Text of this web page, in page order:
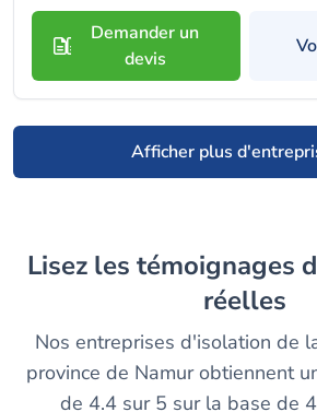
Demander un
devis
Afficher plus
Lisez les témoignages de personnes
réelles
Nos entreprises d'isolation de
province de Namur obtiennent
de 4.4 sur 5 sur la base de